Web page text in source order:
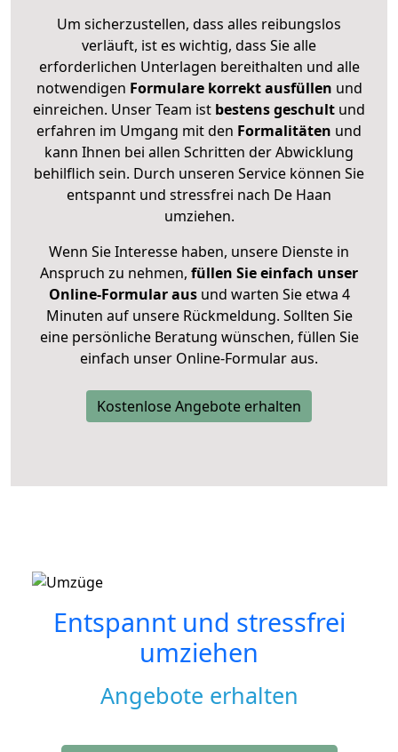
Um sicherzustellen, dass alles reibungslos
verläuft, ist es wichtig, dass Sie alle
erforderlichen Unterlagen bereithalten und alle
notwendigen Formulare korrekt ausfüllen und
einreichen. Unser Team ist bestens geschult und
erfahren im Umgang mit den Formalitäten und
kann Ihnen bei allen Schritten der Abwicklung
behilflich sein. Durch unseren Service können Sie
entspannt und stressfrei nach De Haan
umziehen.
Wenn Sie Interesse haben, unsere Dienste in
Anspruch zu nehmen, füllen Sie einfach unser
Online-Formular ausund warten Sie etwa 4
Minuten auf unsere Rückmeldung. Sollten Sie
eine persönliche Beratung wünschen, füllen Sie
einfach unser Online-Formular aus.
Kostenlose Angebote erhalten
Entspannt und stressfrei
umziehen
Angebote erhalten